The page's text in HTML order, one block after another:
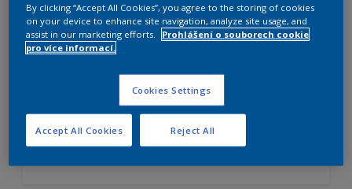
Omyvatelný
Vysoká otěruodolnost
K dispozici pouze v obchodě
By clicking “Accept All Cookies”, you agree to the storing of cookies
on your device to enhance site navigation, analyze site usage, and
assist in our marketing efforts.
Prohlášení o souborech cookie
pro více informací.
Cookies Settings
Reject All
Accept All Cookies